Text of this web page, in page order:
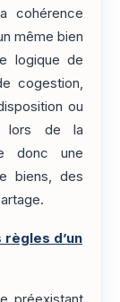
cohérence
même bien
logique de
cogestion,
ou
lors de la
donc une
biens, des
règles d’un